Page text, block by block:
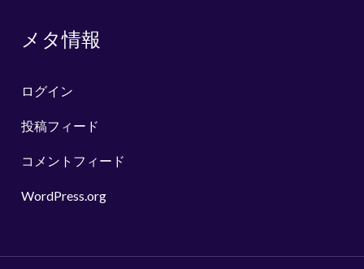
メタ情報
ログイン
投稿フィード
コメントフィード
WordPress.org